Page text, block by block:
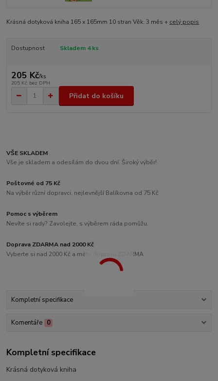
Krásná dotyková kniha 165 x 165mm 10 stran Věk: 3 měs + celý popis
Dostupnost Skladem 4 ks
205 Kč/ks
205 Kč bez DPH
Přidat do košíku
VŠE SKLADEM
Vše je skladem a odesílám do dvou dní. Široký výběr!
Poštovné od 75 Kč
Na výběr různí dopravci, nejlevnější Balíkovna od 75 Kč
Pomoc s výběrem
Nevíte si rady? Zavolejte, s výběrem ráda pomůžu.
Doprava ZDARMA nad 2000 Kč
Vyberte si nad 2000 Kč a máte dopravu ZDARMA
Kompletní specifikace
Komentáře 0
Kompletní specifikace
Krásná dotyková kniha